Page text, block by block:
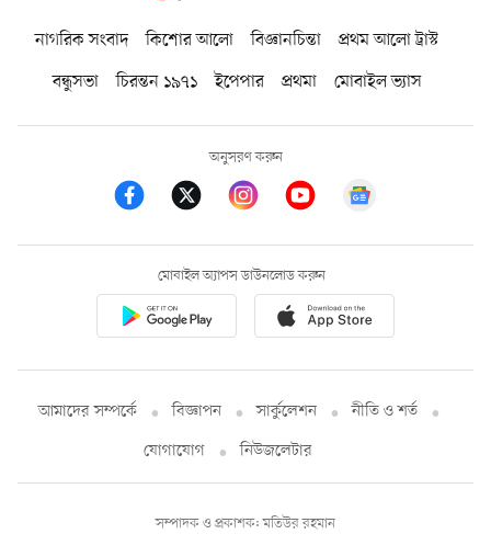
নাগরিক সংবাদ কিশোর আলো বিজ্ঞানচিন্তা
প্রথম আলো ট্রাস্ট
বন্ধুসভা
চিরন্তন ১৯৭১ ইপেপার প্রথমা মোবাইল ভ্যাস
অনুসরণ করুন
মোবাইল অ্যাপস ডাউনলোড করুন
আমাদের সম্পর্কে বিজ্ঞাপন সার্কুলেশন
নীতি ও শর্ত
যোগাযোগ
নিউজলেটার
সম্পাদক ও প্রকাশক: মতিউর রহমান